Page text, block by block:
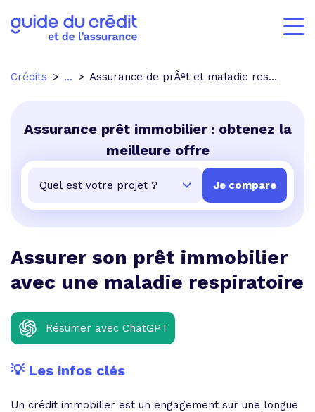
Crédits ... Assurance de prÃªt et maladie respiratoire
Assurance prêt immobilier : obtenez la
meilleure offre
Assurer son prêt immobilier
avec une maladie respiratoire
Résumer avec ChatGPT
💡 Les infos clés
Un crédit immobilier est un engagement sur une longue